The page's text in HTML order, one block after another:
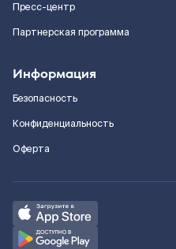
Пресс-центр
Партнерская программа
Информация
Безопасность
Конфиденциальность
Оферта